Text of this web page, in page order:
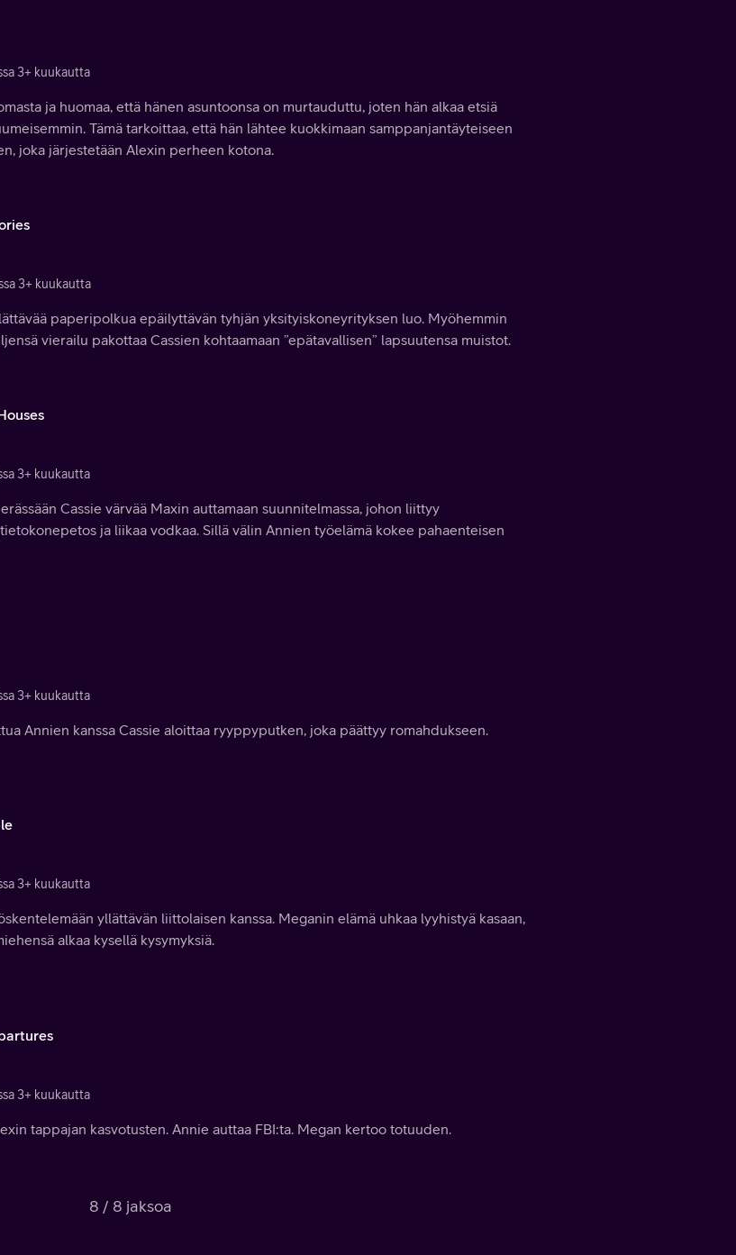
3+ kuukautta
ja huomaa, että hänen asuntoonsa on murtauduttu, joten hän alkaa etsiä
Tämä tarkoittaa, että hän lähtee kuokkimaan samppanjantäyteiseen
joka järjestetään Alexin perheen kotona.
3+ kuukautta
paperipolkua epäilyttävän tyhjän yksityiskoneyrityksen luo. Myöhemmin
vierailu pakottaa Cassien kohtaamaan ”epätavallisen” lapsuutensa muistot.
3+ kuukautta
Cassie värvää Maxin auttamaan suunnitelmassa, johon liittyy
ja liikaa vodkaa. Sillä välin Annien työelämä kokee pahaenteisen
3+ kuukautta
Annien kanssa Cassie aloittaa ryyppyputken, joka päättyy romahdukseen.
3+ kuukautta
yllättävän liittolaisen kanssa. Meganin elämä uhkaa lyyhistyä kasaan,
alkaa kysellä kysymyksiä.
3+ kuukautta
tappajan kasvotusten. Annie auttaa FBI:ta. Megan kertoo totuuden.
8 / 8 jaksoa